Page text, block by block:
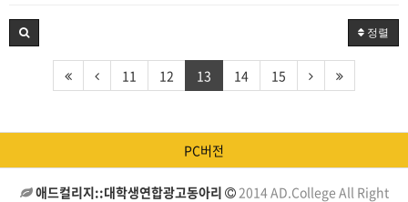
정렬
11 12 13 14 15
PC버전
애드컬리지::대학생연합광고동아리 2014 AD.College All Right